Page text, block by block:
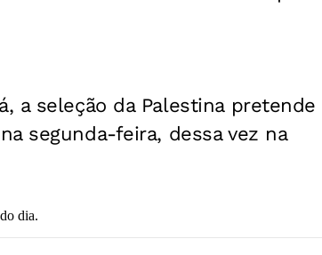
a seleção da Palestina pretende
segunda-feira, dessa vez na
dia.